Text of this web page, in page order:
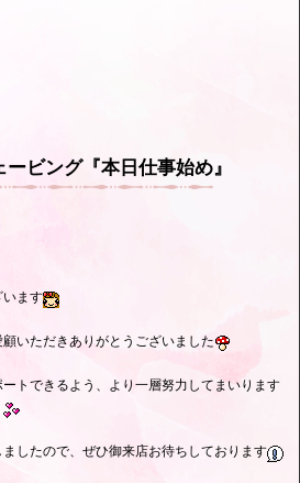
ビング『本日仕事始め』
います
いただきありがとうございました
トできるよう、より一層努力してまいります
したので、ぜひ御来店お待ちしております